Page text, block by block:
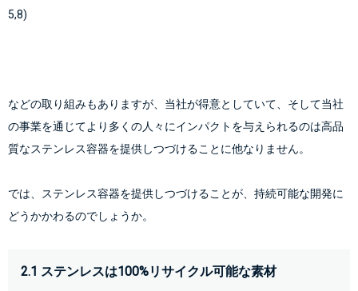
5,8)
などの取り組みもありますが、当社が得意としていて、そして当社
の事業を通じてより多くの人々にインパクトを与えられるのは高品
質なステンレス容器を提供しつづけることに他なりません。
では、ステンレス容器を提供しつづけることが、持続可能な開発に
どうかかわるのでしょうか。
2.1 ステンレスは100%リサイクル可能な素材